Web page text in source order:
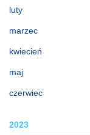
luty
marzec
kwiecień
maj
czerwiec
2023